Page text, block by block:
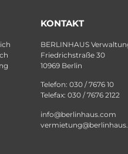
KONTAKT
BERLINHAUS
Friedrichstraße 30
10969 Berlin
Telefon: 030 / 7676 10
Telefax: 030 / 7676 2122
info@berlinhaus.com